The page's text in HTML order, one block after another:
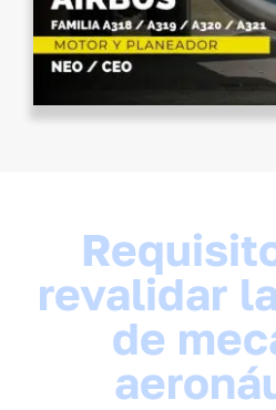
revalidar
de